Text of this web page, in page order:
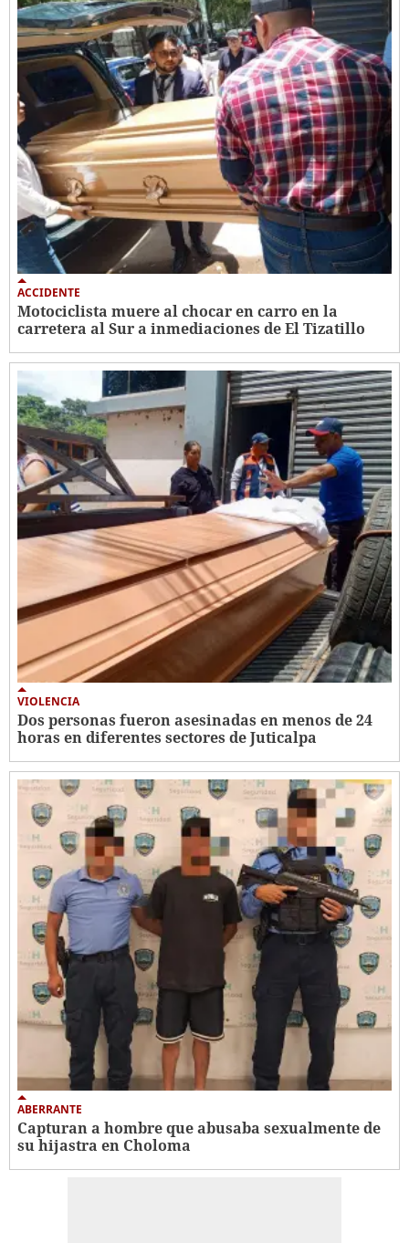
ACCIDENTE
Motociclista muere al chocar en carro en la
carretera al Sur a inmediaciones de El Tizatillo
VIOLENCIA
Dos personas fueron asesinadas en menos de 24
horas en diferentes sectores de Juticalpa
ABERRANTE
Capturan a hombre que abusaba sexualmente de
su hijastra en Choloma